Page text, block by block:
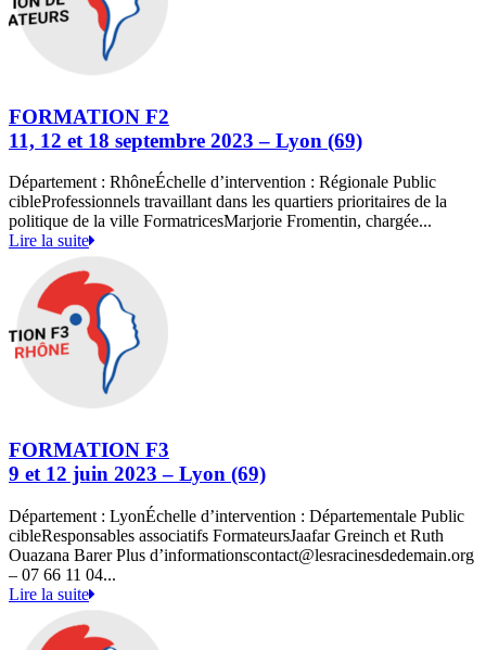
FORMATION F2
11, 12 et 18 septembre 2023 – Lyon (69)
Département : RhôneÉchelle d’intervention : Régionale Public
cibleProfessionnels travaillant dans les quartiers prioritaires de la
politique de la ville FormatricesMarjorie Fromentin, chargée...
Lire la suite
FORMATION F3
9 et 12 juin 2023 – Lyon (69)
Département : LyonÉchelle d’intervention : Départementale Public
cibleResponsables associatifs FormateursJaafar Greinch et Ruth
Ouazana Barer Plus d’informationscontact@lesracinesdedemain.org
– 07 66 11 04...
Lire la suite